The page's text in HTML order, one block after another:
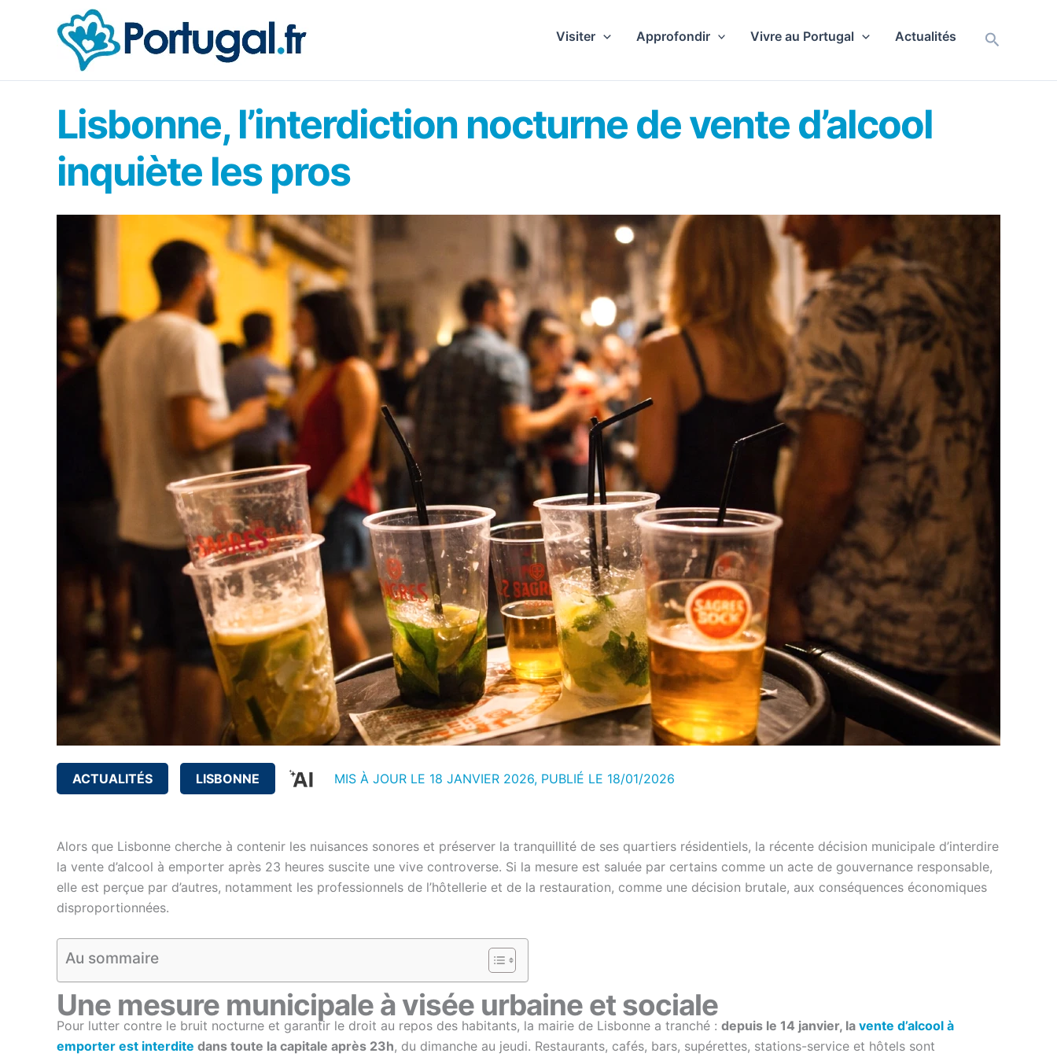
Visiter Approfondir Vivre au Portugal Actualités
Lisbonne, l’interdiction nocturne de vente d’alcool
inquiète les pros
ACTUALITÉS LISBONNE MIS À JOUR LE 18 JANVIER 2026, PUBLIÉ LE 18/01/2026
Alors que Lisbonne cherche à contenir les nuisances sonores et préserver la tranquillité de ses quartiers résidentiels, la récente décision municipale d’interdire
la vente d’alcool à emporter après 23 heures suscite une vive controverse. Si la mesure est saluée par certains comme un acte de gouvernance responsable,
elle est perçue par d’autres, notamment les professionnels de l’hôtellerie et de la restauration, comme une décision brutale, aux conséquences économiques
disproportionnées.
Au sommaire
Une mesure municipale à visée urbaine et sociale
Pour lutter contre le bruit nocturne et garantir le droit au repos des habitants, la mairie de Lisbonne a tranché : depuis le 14 janvier, la vente d’alcool à
emporter est interdite dans toute la capitale après 23h, du dimanche au jeudi. Restaurants, cafés, bars, supérettes, stations-service et hôtels sont